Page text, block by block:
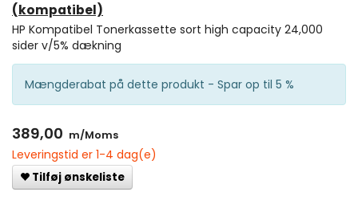
(kompatibel)
HP Kompatibel Tonerkassette sort high capacity 24,000
sider v/5% dækning
Mængderabat på dette produkt - Spar op til 5 %
389,00 m/Moms
Leveringstid er 1-4 dag(e)
Tilføj ønskeliste